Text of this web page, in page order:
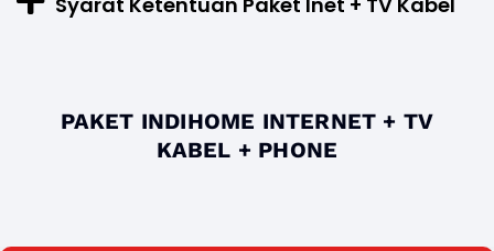
PAKET INDIHOME INTERNET + TV
KABEL + PHONE